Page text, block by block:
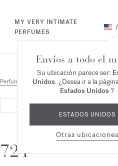
MY VERY INTIMATE
PERFUMES
/
Envíos a todo el
Su ubicación parece ser:
Unidos. ¿Desea ir a la
Estados Unidos ?
ESTADOS UNIDOS
Otras ubicaciones
Perfumes Dúo & Trío
AGOTADO
724